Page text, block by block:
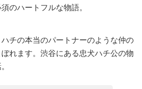
のハートフルな物語。
チの本当のパートナーのような仲の
れます。渋谷にある忠犬ハチ公の物